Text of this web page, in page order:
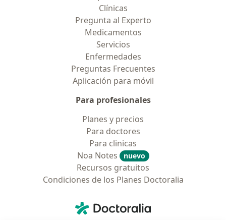
Clínicas
Pregunta al Experto
Medicamentos
Servicios
Enfermedades
Preguntas Frecuentes
Aplicación para móvil
Para profesionales
Planes y precios
Para doctores
Para clinicas
Noa Notes
nuevo
Recursos gratuitos
Condiciones de los Planes Doctoralia
Doctoralia - Página de inicio